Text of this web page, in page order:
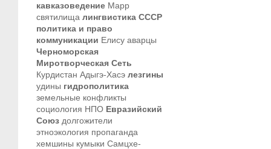
кавказоведение Марр
святилища лингвистика СССР
политика и право
коммуникации Елису аварцы
Черноморская
Миротворческая Сеть
Курдистан Адыгэ-Хасэ лезгины
удины гидрополитика
земельные конфликты
социология НПО Евразийский
Союз долгожители
этноэкология пропаганда
хемшины кумыки Самцхе-